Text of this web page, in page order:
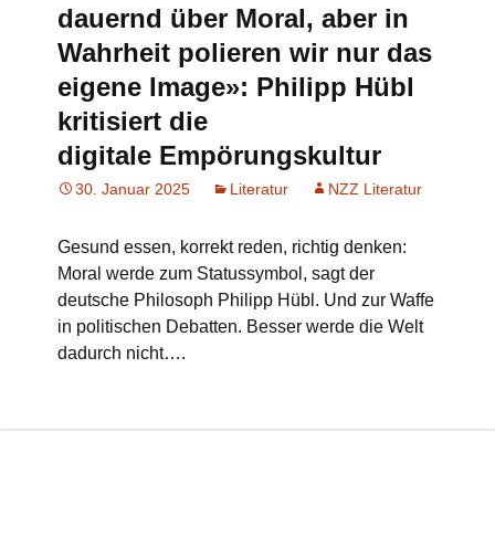
dauernd über Moral, aber in
Wahrheit polieren wir nur das
eigene Image»: Philipp Hübl
kritisiert die
digitale Empörungskultur
30. Januar 2025 Literatur NZZ Literatur
Gesund essen, korrekt reden, richtig denken:
Moral werde zum Statussymbol, sagt der
deutsche Philosoph Philipp Hübl. Und zur Waffe
in politischen Debatten. Besser werde die Welt
dadurch nicht….